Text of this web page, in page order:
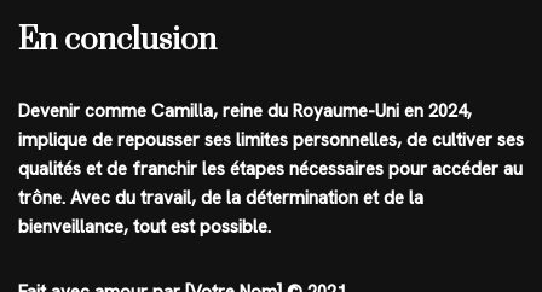
En conclusion
Devenir comme Camilla, reine du Royaume-Uni en 2024,
implique de repousser ses limites personnelles, de cultiver ses
qualités et de franchir les étapes nécessaires pour accéder au
trône. Avec du travail, de la détermination et de la
bienveillance, tout est possible.